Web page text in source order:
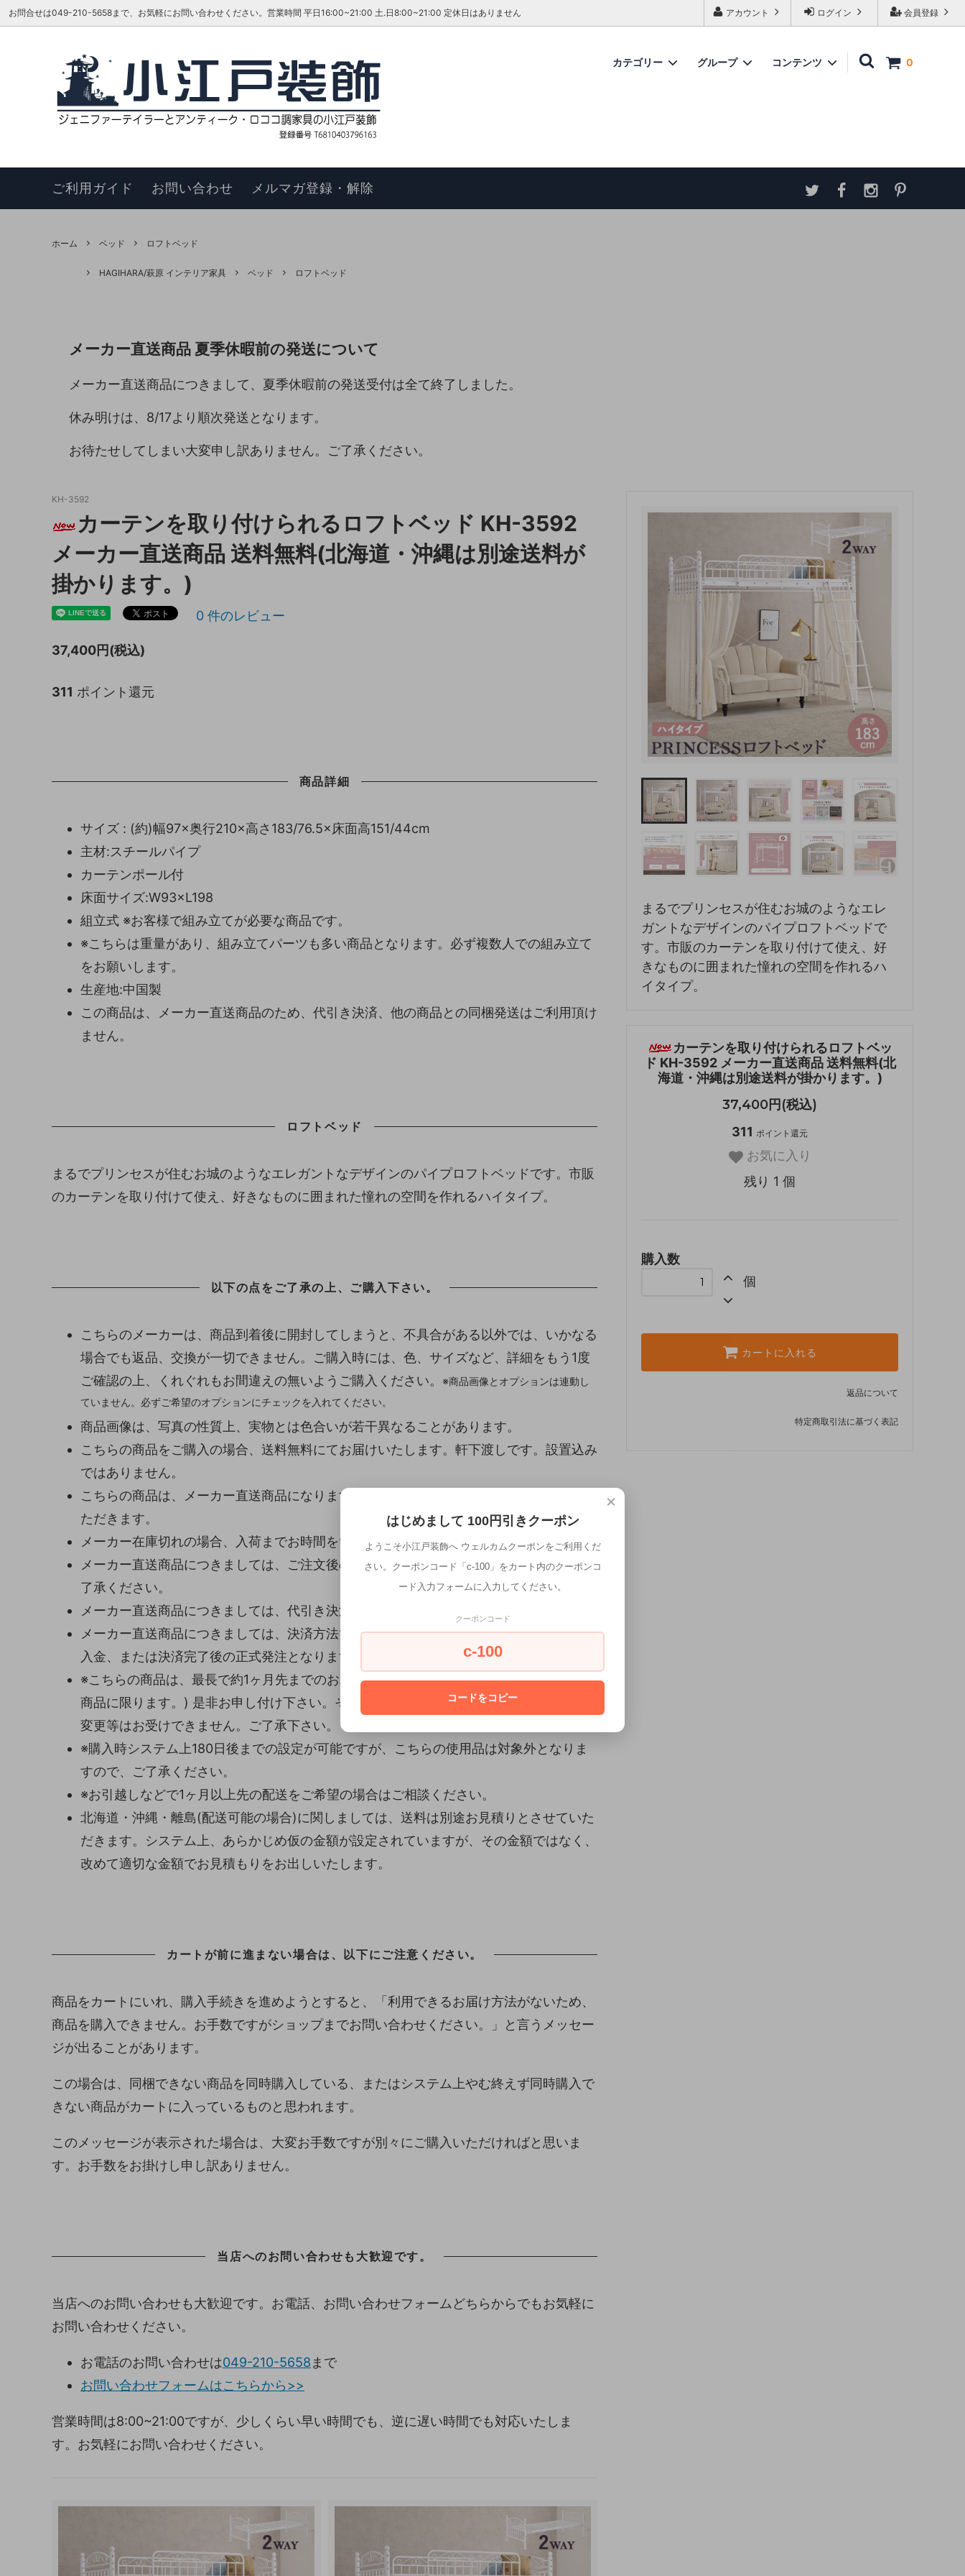
会員登録
ログイン
アカウント
お問合せは049-210-5658まで、お気軽にお問い合わせください。営業時間 平日16:00~21:00 土.日8:00~21:00 定休日はありません
0
カテゴリー
ベッド リビング・ダイニングセット
スツール
チェア ベンチ マントルピース テーブル
キッチン収納 トイレ収納
ガーデニング雑貨 ライト・照明
グループ
TOKAI KAGU/東海家具工業 ジェニファーテイラー
ヴィヴィアン ホームスタイル
コンテンツ
はじめての方へ お知らせ
更新履歴
このサイトについて お買い物の手順 コエドグループ アンティーク商品 概略と取扱い方
ご利用ガイド お問い合わせ メルマガ登録・解除
ホーム ベッド ロフトベッド
HAGIHARA/萩原 インテリア家具 ベッド ロフトベッド
メーカー直送商品 夏季休暇前の発送について
メーカー直送商品につきまして、夏季休暇前の発送受付は全て終了しました。
休み明けは、8/17より順次発送となります。
お待たせしてしまい大変申し訳ありません。ご了承ください。
まるでプリンセスが住むお城のようなエレ
ガントなデザインのパイプロフトベッドで
す。市販のカーテンを取り付けて使え、好
きなものに囲まれた憧れの空間を作れるハ
イタイプ。
カーテンを取り付けられるロフトベッ
ド KH-3592 メーカー直送商品 送料無料(北
海道・沖縄は別途送料が掛かります。)
37,400円(税込)
311 ポイント還元
お気に入り
残り 1 個
購入数
個
カートに入れる
返品について
特定商取引法に基づく表記
KH-3592
カーテンを取り付けられるロフトベッド KH-3592
メーカー直送商品 送料無料(北海道・沖縄は別途送料が
掛かります。)
0 件のレビュー
37,400円(税込)
311 ポイント還元
商品詳細
サイズ : (約)幅97×奥行210×高さ183/76.5×床面高151/44cm
主材:スチールパイプ
カーテンポール付
床面サイズ:W93×L198
組立式 ※お客様で組み立てが必要な商品です。
※こちらは重量があり、組み立てパーツも多い商品となります。必ず複数人での組み立て
をお願いします。
生産地:中国製
この商品は、メーカー直送商品のため、代引き決済、他の商品との同梱発送はご利用頂け
ません。
ロフトベッド
まるでプリンセスが住むお城のようなエレガントなデザインのパイプロフトベッドです。市販
のカーテンを取り付けて使え、好きなものに囲まれた憧れの空間を作れるハイタイプ。
以下の点をご了承の上、ご購入下さい。
こちらのメーカーは、商品到着後に開封してしまうと、不具合がある以外では、いかなる
場合でも返品、交換が一切できません。ご購入時には、色、サイズなど、詳細をもう1度
ご確認の上、くれぐれもお間違えの無いようご購入ください。
※商品画像とオプションは連動し
ていません。必ずご希望のオプションにチェックを入れてください。
商品画像は、写真の性質上、実物とは色合いが若干異なることがあります。
こちらの商品をご購入の場合、送料無料にてお届けいたします。軒下渡しです。設置込み
ではありません。
こちらの商品は、メーカー直送商品になります。お届けまで1週間～10日程度お時間をい
ただきます。
メーカー在庫切れの場合、入荷までお時間をいただきます。ご了承ください。
メーカー直送商品につきましては、ご注文後のキャンセル・交換はお受けできません。ご
了承ください。
メーカー直送商品につきましては、代引き決済がご利用になれません。ご了承ください。
メーカー直送商品につきましては、決済方法でクレジットカード以外をご選択の場合は、
入金、または決済完了後の正式発注となります。ご了承ください。
※こちらの商品は、最長で約1ヶ月先までのお取り置きが可能です。(決済が完了している
商品に限ります。) 是非お申し付け下さい。その場合、取り置き中のキャンセル、商品の
変更等はお受けできません。ご了承下さい。
※購入時システム上180日後までの設定が可能ですが、こちらの使用品は対象外となりま
すので、ご了承ください。
※お引越しなどで1ヶ月以上先の配送をご希望の場合はご相談ください。
北海道・沖縄・離島(配送可能の場合)に関しましては、送料は別途お見積りとさせていた
だきます。システム上、あらかじめ仮の金額が設定されていますが、その金額ではなく、
改めて適切な金額でお見積もりをお出しいたします。
カートが前に進まない場合は、以下にご注意ください。
商品をカートにいれ、購入手続きを進めようとすると、「利用できるお届け方法がないため、
商品を購入できません。お手数ですがショップまでお問い合わせください。」と言うメッセー
ジが出ることがあります。
この場合は、同梱できない商品を同時購入している、またはシステム上やむ終えず同時購入で
きない商品がカートに入っているものと思われます。
このメッセージが表示された場合は、大変お手数ですが別々にご購入いただければと思いま
す。お手数をお掛けし申し訳ありません。
当店へのお問い合わせも大歓迎です。
当店へのお問い合わせも大歓迎です。お電話、お問い合わせフォームどちらからでもお気軽に
お問い合わせください。
お電話のお問い合わせは049-210-5658まで
お問い合わせフォームはこちらから>>
営業時間は8:00~21:00ですが、少しくらい早い時間でも、逆に遅い時間でも対応いたしま
す。お気軽にお問い合わせください。
×
はじめまして 100円引きクーポン
ようこそ小江戸装飾へ ウェルカムクーポンをご利用くだ
さい。クーポンコード「c-100」をカート内のクーポンコ
ード入力フォームに入力してください。
クーポンコード
c-100
コードをコピー